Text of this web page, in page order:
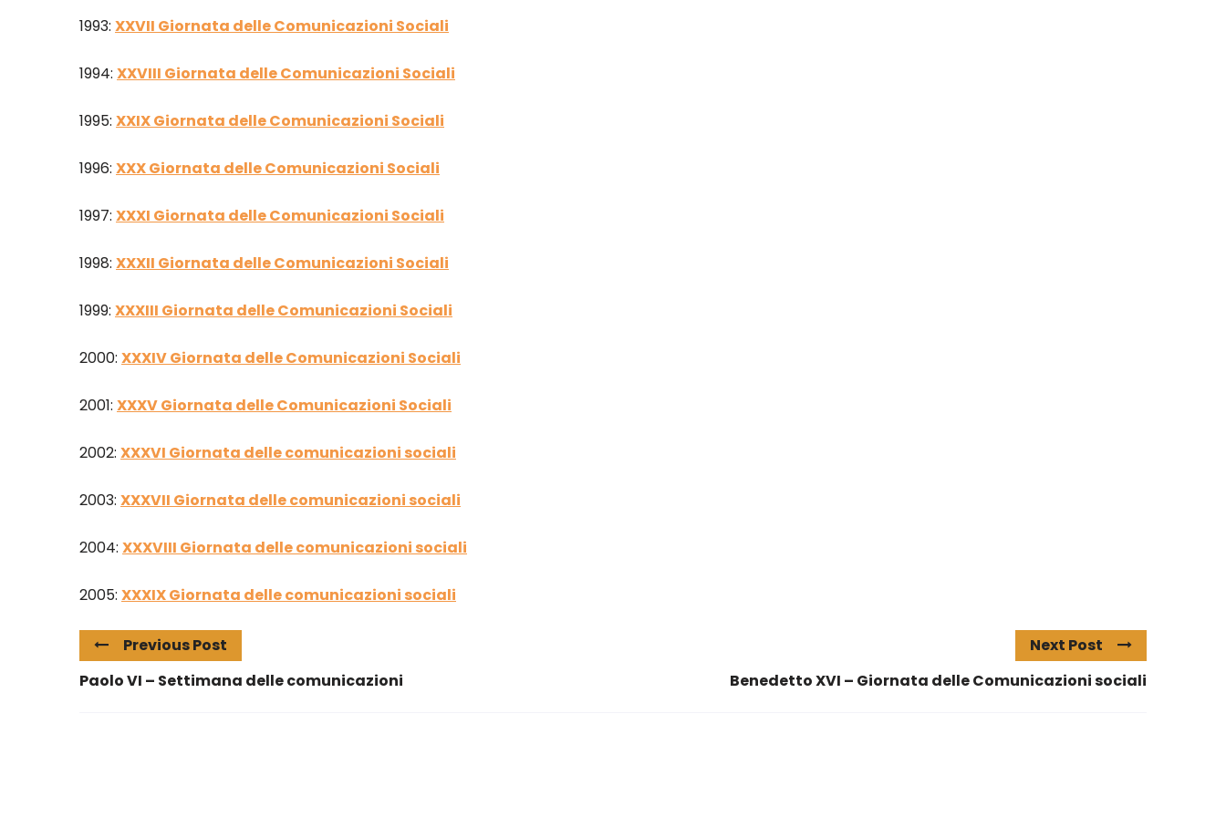
1993: XXVII Giornata delle Comunicazioni Sociali
1994: XXVIII Giornata delle Comunicazioni Sociali
1995: XXIX Giornata delle Comunicazioni Sociali
1996: XXX Giornata delle Comunicazioni Sociali
1997: XXXI Giornata delle Comunicazioni Sociali
1998: XXXII Giornata delle Comunicazioni Sociali
1999: XXXIII Giornata delle Comunicazioni Sociali
2000: XXXIV Giornata delle Comunicazioni Sociali
2001: XXXV Giornata delle Comunicazioni Sociali
2002: XXXVI Giornata delle comunicazioni sociali
2003: XXXVII Giornata delle comunicazioni sociali
2004: XXXVIII Giornata delle comunicazioni sociali
2005: XXXIX Giornata delle comunicazioni sociali
Previous Post
Paolo VI – Settimana delle comunicazioni
Next Post
Benedetto XVI – Giornata delle Comunicazioni sociali